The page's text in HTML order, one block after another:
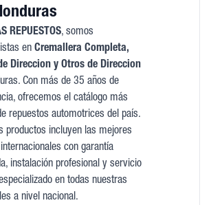
REPUESTOS, somos
en Cremallera Completa,
Direccion y Otros de Direccion
Con más de 35 años de
ofrecemos el catálogo más
repuestos automotrices del país.
productos incluyen las mejores
con garantía
instalación profesional y servicio
en todas nuestras
a nivel nacional.